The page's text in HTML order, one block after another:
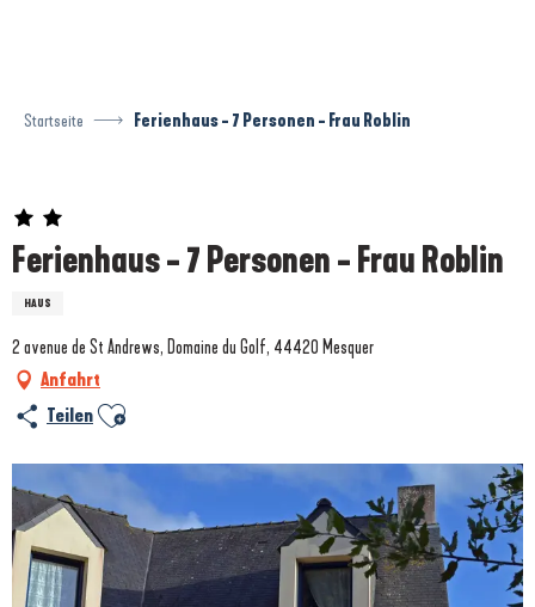
Startseite Ferienhaus - 7 Personen - Frau Roblin
Ferienhaus - 7 Personen - Frau Roblin
HAUS
Prestataire engagé dans une démarche écoresponsable
2 avenue de St Andrews, Domaine du Golf, 44420 Mesquer
Anfahrt
Teilen Ajouter aux favoris